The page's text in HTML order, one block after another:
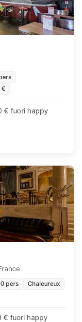
€
€ fuori happy
pers
Chaleureux
€ fuori happy